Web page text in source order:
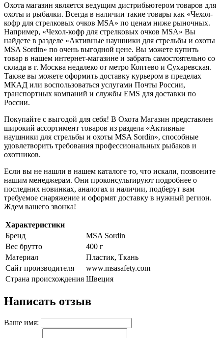
Охота магазин является ведущим дистрибьютером товаров для
охоты и рыбалки. Всегда в наличии такие товары как «Чехол-
кофр для стрелковых очков MSA» по ценам ниже рыночных.
Например, «Чехол-кофр для стрелковых очков MSA» Вы
найдете в разделе «Активные наушники для стрельбы и охоты
MSA Sordin» по очень выгодной цене. Вы можете купить
товар в нашем интернет-магазине и забрать самостоятельно со
склада в г. Москва недалеко от метро Коптево и Сухаревская.
Также вы можете оформить доставку курьером в пределах
МКАД или воспользоваться услугами Почты России,
транспортных компаний и службы EMS для доставки по
России.
Покупайте с выгодой для себя! В Охота Магазин представлен
широкий ассортимент товаров из раздела «Активные
наушники для стрельбы и охоты MSA Sordin», способные
удовлетворить требования профессиональных рыбаков и
охотников.
Если вы не нашли в нашем каталоге то, что искали, позвоните
нашим менеджерам. Они проконсультируют подробнее о
последних новинках, аналогах и наличии, подберут вам
требуемое снаряжение и оформят доставку в нужный регион.
Ждем вашего звонка!
Характеристики
Бренд
MSA Sordin
Вес брутто
400 г
Материал
Пластик, Ткань
Сайт производителя
www.msasafety.com
Страна происхождения Швеция
Написать отзыв
Ваше имя: